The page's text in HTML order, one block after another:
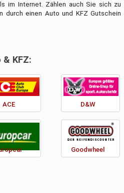
im Internet. Zählen auch Sie sich zu
durch einen Auto und KFZ Gutschein
KFZ:
ACE D&W
Goodwheel